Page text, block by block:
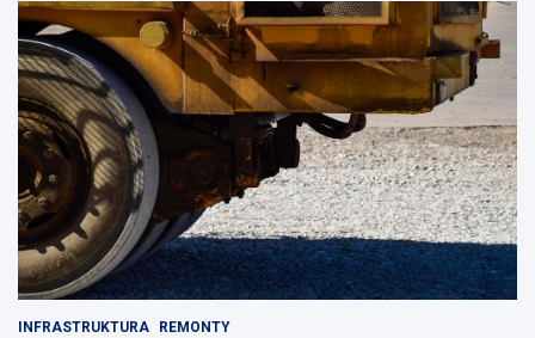
INFRASTRUKTURA REMONTY